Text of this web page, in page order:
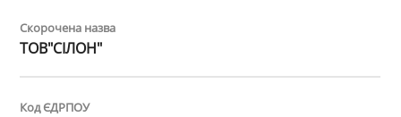
Скорочена назва
ТОВ"СІЛОН"
Код ЄДРПОУ